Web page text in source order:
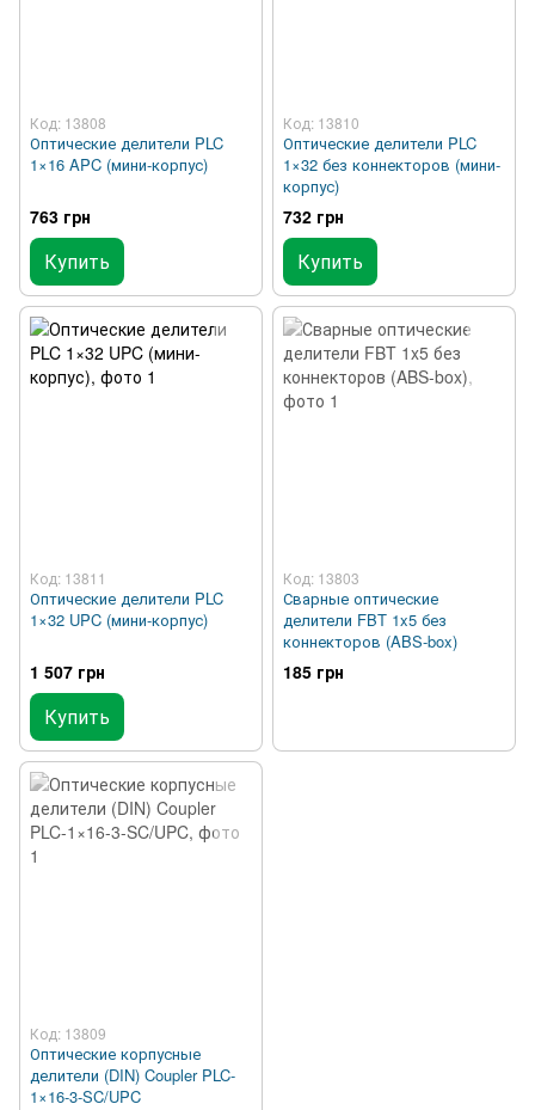
Код: 13808
Оптические делители PLC
1×16 APC (мини-корпус)
763 грн
Купить
Код: 13810
Оптические делители PLC
1×32 без коннекторов (мини-
корпус)
732 грн
Купить
Код: 13811
Оптические делители PLC
1×32 UPC (мини-корпус)
1 507 грн
Купить
Код: 13803
Сварные оптические
делители FBT 1x5 без
коннекторов (ABS-box)
185 грн
Код: 13809
Оптические корпусные
делители (DIN) Coupler PLC-
1×16-3-SC/UPC